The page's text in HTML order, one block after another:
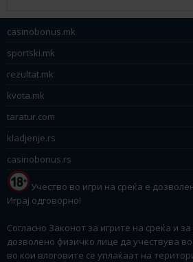
casinobonus.mk
sportski.mk
rezultat.mk
kvota.mk
taratur.com
kladjenje.rs
casinobonus.rs
Учество во игри на среќа е
Играј одговорно!
Согласно Законот за игрите на среќа и
дозволено физичко лице да учествува
во кои влоговите се уплаќаат на